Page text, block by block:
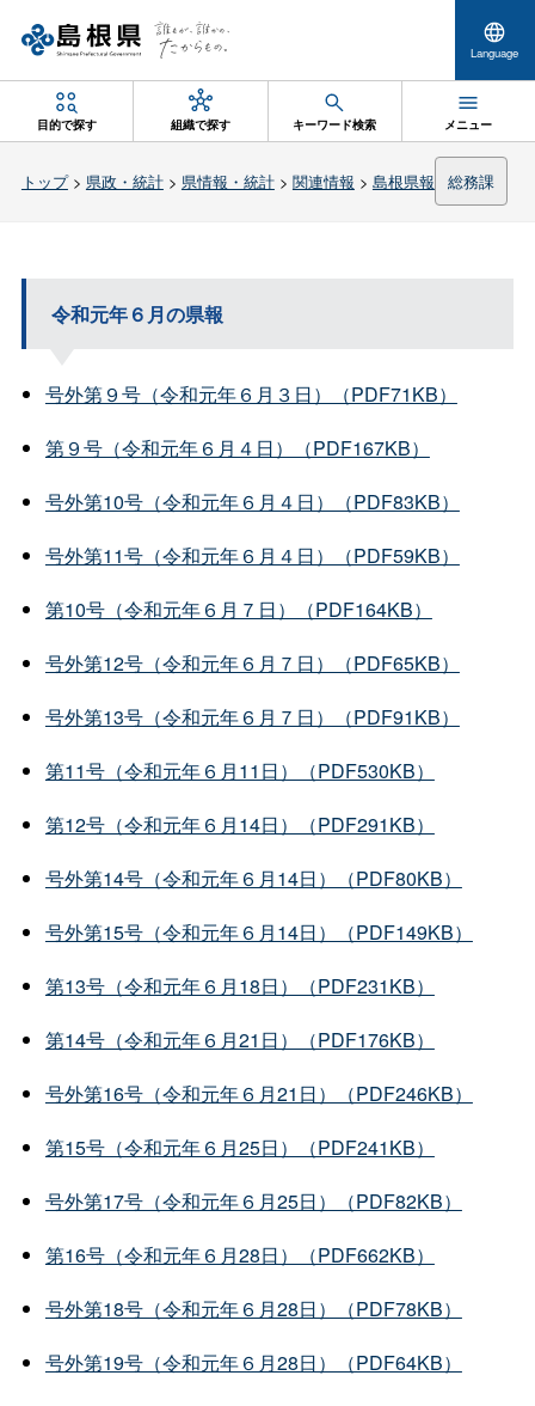
Language
目的で探す 組織で探す キーワード検索 メニュー
トップ> 県政・統計> 県情報・統計> 関連情報 > 島根県報 総務課
令和元年６月の県報
号外第９号（令和元年６月３日）（PDF71KB）
第９号（令和元年６月４日）（PDF167KB）
号外第10号（令和元年６月４日）（PDF83KB）
号外第11号（令和元年６月４日）（PDF59KB）
第10号（令和元年６月７日）（PDF164KB）
号外第12号（令和元年６月７日）（PDF65KB）
号外第13号（令和元年６月７日）（PDF91KB）
第11号（令和元年６月11日）（PDF530KB）
第12号（令和元年６月14日）（PDF291KB）
号外第14号（令和元年６月14日）（PDF80KB）
号外第15号（令和元年６月14日）（PDF149KB）
第13号（令和元年６月18日）（PDF231KB）
第14号（令和元年６月21日）（PDF176KB）
号外第16号（令和元年６月21日）（PDF246KB）
第15号（令和元年６月25日）（PDF241KB）
号外第17号（令和元年６月25日）（PDF82KB）
第16号（令和元年６月28日）（PDF662KB）
号外第18号（令和元年６月28日）（PDF78KB）
号外第19号（令和元年６月28日）（PDF64KB）